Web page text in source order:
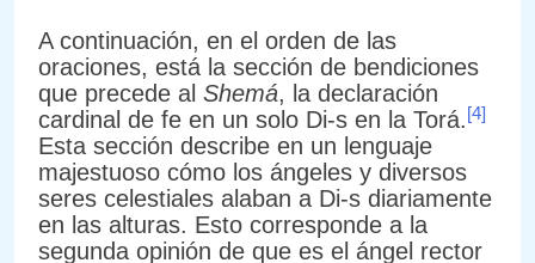
A continuación, en el orden de las
oraciones, está la sección de bendiciones
que precede al Shemá, la declaración
cardinal de fe en un solo Di-s en la Torá.[4]
Esta sección describe en un lenguaje
majestuoso cómo los ángeles y diversos
seres celestiales alaban a Di-s diariamente
en las alturas. Esto corresponde a la
segunda opinión de que es el ángel rector